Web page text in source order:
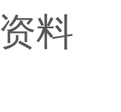
料